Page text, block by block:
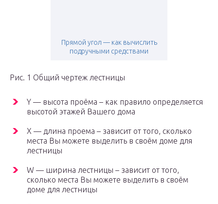
Прямой угол — как вычислить
подручными средствами
Рис. 1 Общий чертеж лестницы
Y — высота проёма – как правило определяется
высотой этажей Вашего дома
X — длина проема – зависит от того, сколько
места Вы можете выделить в своём доме для
лестницы
W — ширина лестницы – зависит от того,
сколько места Вы можете выделить в своём
доме для лестницы